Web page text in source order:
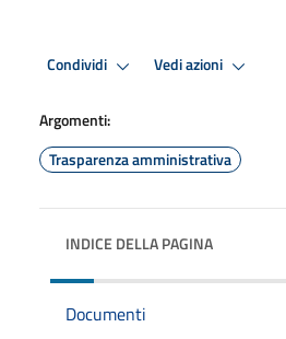
Condividi Vedi azioni
Argomenti:
Trasparenza amministrativa
INDICE DELLA PAGINA
Documenti